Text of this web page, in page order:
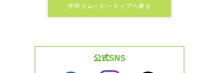
手作りムービートップへ戻る
公式SNS